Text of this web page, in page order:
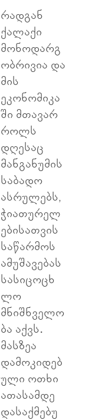
რადგან
ქალაქი
მონოდარგ
ობრივია და
მის
ეკონომიკა
ში მთავარ
როლს
დღესაც
მანგანუმის
საბადო
ასრულებს,
ჭიათურელ
ებისათვის
საწარმოს
ამუშავებას
სასიცოცხ
ლო
მნიშნველო
ბა აქვს.
მასზეა
დამოკიდებ
ული ოთხი
ათასამდე
დასაქმებუ